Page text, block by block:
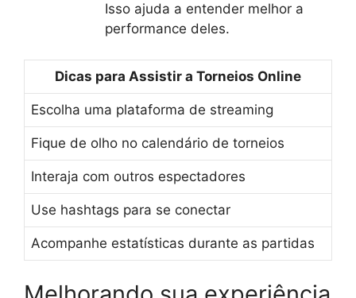
Isso ajuda a entender melhor a
performance deles.
Dicas para Assistir a Torneios Online
Escolha uma plataforma de streaming
Fique de olho no calendário de torneios
Interaja com outros espectadores
Use hashtags para se conectar
Acompanhe estatísticas durante as partidas